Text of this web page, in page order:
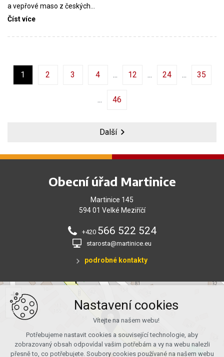
a vepřové maso z českých…
Číst více
1 2 3 4 12 24 35
46
Další
Obecní úřad Martinice
Martinice 145
594 01 Velké Meziříčí
+420 566 522 524
starosta@martinice.eu
podrobné kontakty
+
−
Nastavení cookies
Vítejte na našem webu!
Potřebujeme nastavit cookies a související technologie, aby
zobrazovaný obsah odpovídal vašim potřebám a vy na webu nalezli
přesně to, co potřebujete. Soubory cookies používané na našem webu